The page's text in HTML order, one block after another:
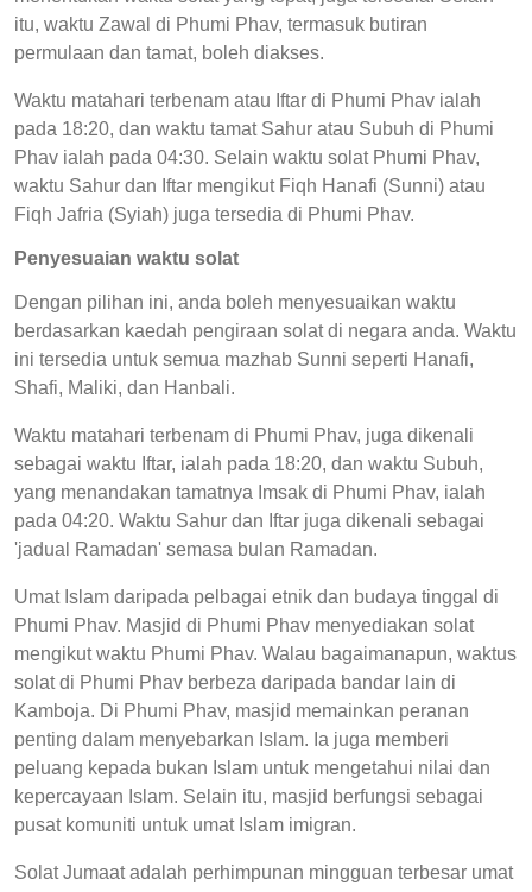
itu, waktu Zawal di Phumi Phav, termasuk butiran
permulaan dan tamat, boleh diakses.
Waktu matahari terbenam atau Iftar di Phumi Phav ialah
pada 18:20, dan waktu tamat Sahur atau Subuh di Phumi
Phav ialah pada 04:30. Selain waktu solat Phumi Phav,
waktu Sahur dan Iftar mengikut Fiqh Hanafi (Sunni) atau
Fiqh Jafria (Syiah) juga tersedia di Phumi Phav.
Penyesuaian waktu solat
Dengan pilihan ini, anda boleh menyesuaikan waktu
berdasarkan kaedah pengiraan solat di negara anda. Waktu
ini tersedia untuk semua mazhab Sunni seperti Hanafi,
Shafi, Maliki, dan Hanbali.
Waktu matahari terbenam di Phumi Phav, juga dikenali
sebagai waktu Iftar, ialah pada 18:20, dan waktu Subuh,
yang menandakan tamatnya Imsak di Phumi Phav, ialah
pada 04:20. Waktu Sahur dan Iftar juga dikenali sebagai
'jadual Ramadan' semasa bulan Ramadan.
Umat Islam daripada pelbagai etnik dan budaya tinggal di
Phumi Phav. Masjid di Phumi Phav menyediakan solat
mengikut waktu Phumi Phav. Walau bagaimanapun, waktus
solat di Phumi Phav berbeza daripada bandar lain di
Kamboja. Di Phumi Phav, masjid memainkan peranan
penting dalam menyebarkan Islam. Ia juga memberi
peluang kepada bukan Islam untuk mengetahui nilai dan
kepercayaan Islam. Selain itu, masjid berfungsi sebagai
pusat komuniti untuk umat Islam imigran.
Solat Jumaat adalah perhimpunan mingguan terbesar umat